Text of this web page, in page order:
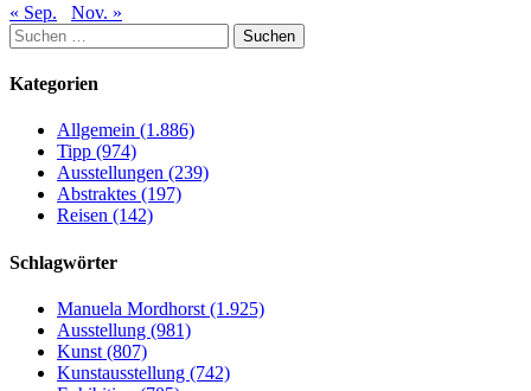
« Sep.
Nov. »
Suchen
nach:
Kategorien
Allgemein (1.886)
Tipp (974)
Ausstellungen (239)
Abstraktes (197)
Reisen (142)
Schlagwörter
Manuela Mordhorst (1.925)
Ausstellung (981)
Kunst (807)
Kunstausstellung (742)